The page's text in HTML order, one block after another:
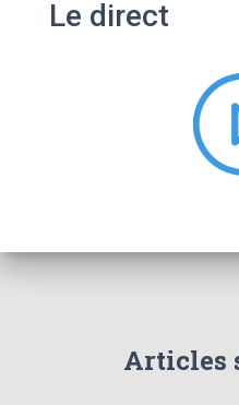
Le direct
Articles